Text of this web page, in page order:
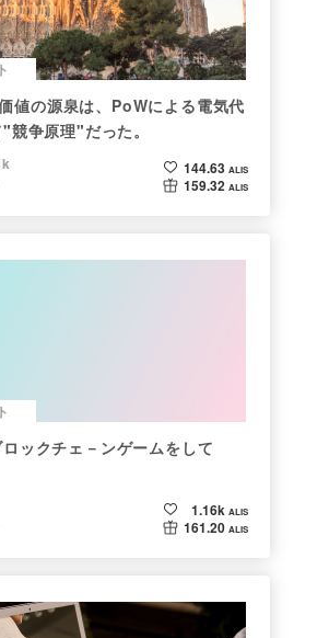
値の源泉は、PoWによる電気代
競争原理"だった。
144.63 ALIS
159.32 ALIS
ックチェ－ンゲームをして
1.16k ALIS
161.20 ALIS